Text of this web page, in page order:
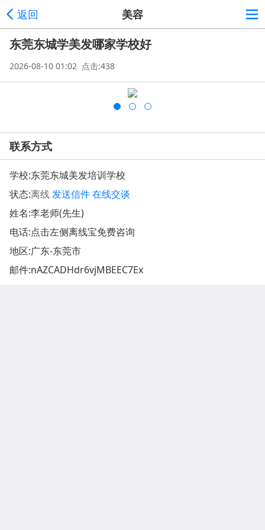
返回 美容
东莞东城学美发哪家学校好
2026-08-10 01:02 点击:438
联系方式
学校:东莞东城美发培训学校
状态:离线发送信件在线交谈
姓名:李老师(先生)
电话:点击左侧离线宝免费咨询
地区:广东-东莞市
邮件:nAZCADHdr6vjMBEEC7Ex